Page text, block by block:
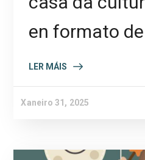
en formato
LER MÁIS
Xaneiro 31, 2025